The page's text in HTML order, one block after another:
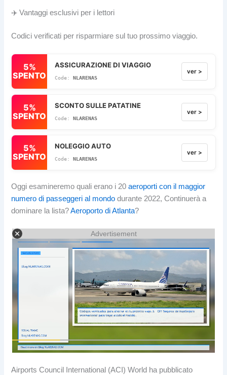
✈️ Vantaggi esclusivi per i lettori
Codici verificati per risparmiare sul tuo prossimo viaggio.
5%
SPENTO
ASSICURAZIONE DI VIAGGIO
NLARENAS
ver >
5%
SPENTO
SCONTO SULLE PATATINE
NLARENAS
ver >
5%
SPENTO
NOLEGGIO AUTO
NLARENAS
ver >
Oggi esamineremo quali erano i 20aeroporti con il maggior
numero di passeggeri al mondo durante 2022, Continuerà a
dominare la lista?Aeroporto di Atlanta?
Advertisement
Airports Council International (ACI) World ha pubblicato